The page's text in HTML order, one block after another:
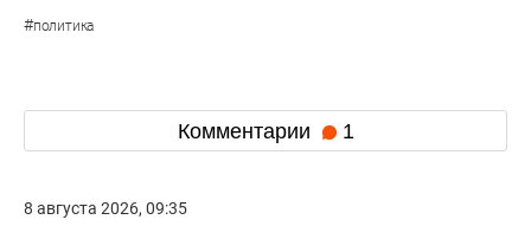
#политика
Комментарии 1
8 августа 2026, 09:35